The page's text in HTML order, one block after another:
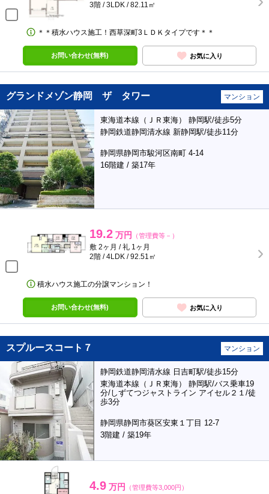
3階 / 3LDK / 82.11㎡
＊＊積水ハウス施工！西草深町3ＬＤＫタイプです＊＊
お問い合わせ(無料) お気に入り
グランドメゾン静岡 ザ タワー マンション
東海道本線（ＪＲ東海） 静岡駅/徒歩5分
静岡鉄道静岡清水線 新静岡駅/徒歩11分
静岡県静岡市駿河区南町 4-14
16階建 / 築17年
19.2 万円 （管理費等－）
敷 2ヶ月 / 礼 1ヶ月
2階 / 4LDK / 92.51㎡
積水ハウス施工の分譲マンション！
お問い合わせ(無料) お気に入り
スプルースコート７ マンション
静岡鉄道静岡清水線 日吉町駅/徒歩15分
東海道本線（ＪＲ東海） 静岡駅/バス乗車19
分/しずてつジャストライン アイセル２１/徒
歩3分
静岡県静岡市葵区安東１丁目 12-7
3階建 / 築19年
4.9 万円 （管理費等3,000円）